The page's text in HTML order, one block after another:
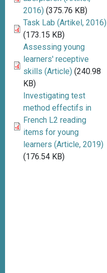
2016) (375.76 KB)
Task Lab (Artikel, 2016)
(173.15 KB)
Assessing young
learners' receptive
skills (Article) (240.98
KB)
Investigating test
method effectifs in
French L2 reading
items for young
learners (Article, 2019)
(176.54 KB)